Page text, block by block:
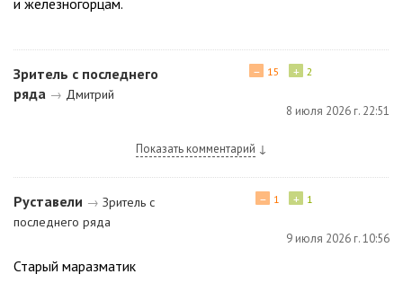
Зритель с последнего
ряда → Дмитрий
+ 2
− 15
8 июля 2026 г. 22:51
Показать комментарий ↓
Руставели → Зритель с
последнего ряда
+ 1
− 1
9 июля 2026 г. 10:56
Старый маразматик